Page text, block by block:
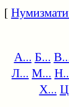
[
А... Б...
Л... М...
Х...